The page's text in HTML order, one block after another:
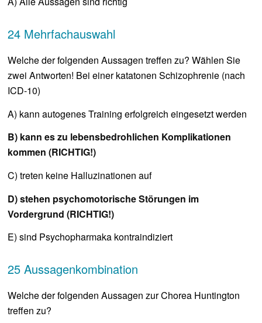
24 Mehrfachauswahl
Welche der folgenden Aussagen treffen zu? Wählen Sie
zwei Antworten! Bei einer katatonen Schizophrenie (nach
ICD-10)
A) kann autogenes Training erfolgreich eingesetzt werden
B) kann es zu lebensbedrohlichen Komplikationen
kommen (RICHTIG!)
C) treten keine Halluzinationen auf
D) stehen psychomotorische Störungen im
Vordergrund (RICHTIG!)
E) sind Psychopharmaka kontraindiziert
25 Aussagenkombination
Welche der folgenden Aussagen zur Chorea Huntington
treffen zu?